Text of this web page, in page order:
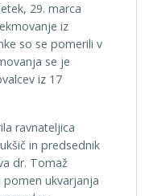
29. marca
iz
so se pomerili v
se je
iz 17
ravnateljica
in predsednik
dr. Tomaž
pomen ukvarjanja